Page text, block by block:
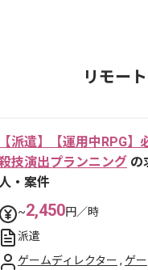
リモー
【派遣】【運用中RPG】
技演出プランニング の
人・案件
~2,450円／時
派遣
ゲームディレクター , ゲー